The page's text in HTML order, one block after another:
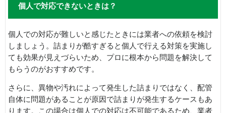
個人で対応できないときは？
個人での対応が難しいと感じたときには業者への依頼を検討
しましょう。詰まりが酷すぎると個人で行える対策を実施し
ても効果が見えづらいため、プロに根本から問題を解決して
もらうのがおすすめです。
さらに、異物や汚れによって発生した詰まりではなく、配管
自体に問題があることが原因で詰まりが発生するケースもあ
ります。この場合は個人での対応は不可能であるため、業者